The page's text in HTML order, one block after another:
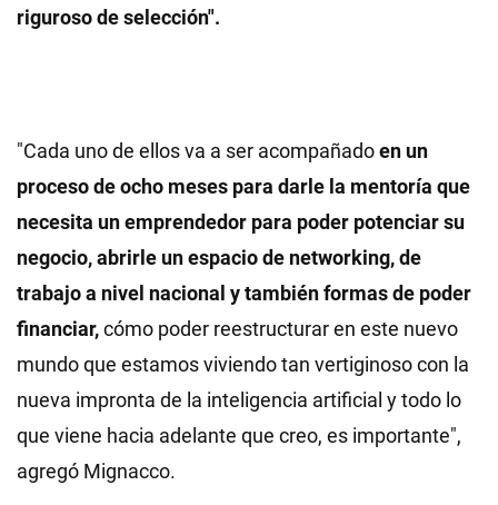
riguroso de selección".
"Cada uno de ellos va a ser acompañadoen un
proceso de ocho meses para darle la mentoría que
necesita un emprendedor para poder potenciar su
negocio, abrirle un espacio de networking, de
trabajo a nivel nacional y también formas de poder
financiar,cómo poder reestructurar en este nuevo
mundo que estamos viviendo tan vertiginoso con la
nueva impronta de la inteligencia artificial y todo lo
que viene hacia adelante que creo, es importante",
agregó Mignacco.